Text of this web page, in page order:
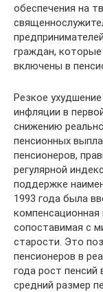
обеспечения на
граждан,
включены в
Резкое
инфляции в
снижению
пенсионных
пенсионеров,
регулярной
поддержке
1993 года была
компенсационная
сопоставимая с
старости. Это
пенсионеров в
года рост пенсий
средний размер